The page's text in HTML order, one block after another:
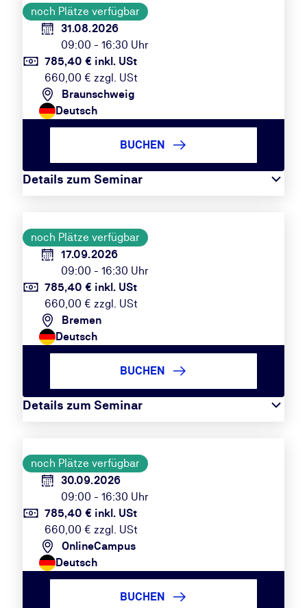
noch Plätze verfügbar
31.08.2026
09:00 - 16:30 Uhr
785,40 € inkl. USt
660,00 € zzgl. USt
Braunschweig
Deutsch
Details zum Seminar
BUCHEN
noch Plätze verfügbar
17.09.2026
09:00 - 16:30 Uhr
785,40 € inkl. USt
660,00 € zzgl. USt
Bremen
Deutsch
Details zum Seminar
BUCHEN
noch Plätze verfügbar
30.09.2026
09:00 - 16:30 Uhr
785,40 € inkl. USt
660,00 € zzgl. USt
OnlineCampus
Deutsch
BUCHEN